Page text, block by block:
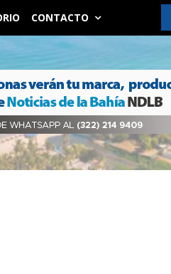
CONTACTO